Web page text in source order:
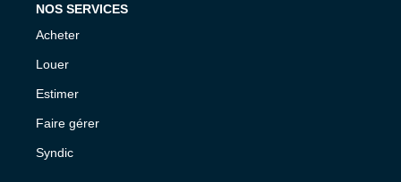
NOS SERVICES
Acheter
Louer
Estimer
Faire gérer
Syndic